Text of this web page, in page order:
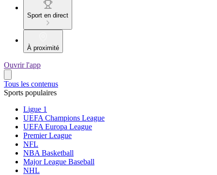
Sport en direct
À proximité
Ouvrir l'app
Tous les contenus
Sports populaires
Ligue 1
UEFA Champions League
UEFA Europa League
Premier League
NFL
NBA Basketball
Major League Baseball
NHL